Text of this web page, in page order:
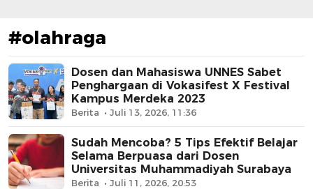
#olahraga
Dosen dan Mahasiswa UNNES Sabet
Penghargaan di Vokasifest X Festival
Kampus Merdeka 2023
Berita Juli 13, 2026, 11:36
Sudah Mencoba? 5 Tips Efektif Belajar
Selama Berpuasa dari Dosen
Universitas Muhammadiyah Surabaya
Berita Juli 11, 2026, 20:53